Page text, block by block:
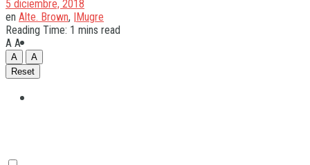
5 diciembre, 2018
en Alte. Brown, |Mugre
Reading Time: 1 mins read
A A
A
A
Reset